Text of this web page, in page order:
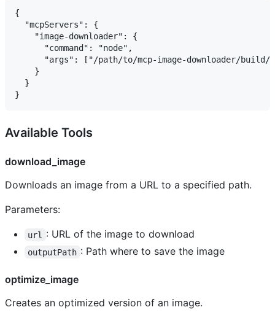
{
  "mcpServers": {
    "image-downloader": {
      "command": "node",
"args": ["/path/to/mcp-image-downloader/build/
    }
  }
Available Tools
download_image
Downloads an image from a URL to a specified path.
Parameters:
url : URL of the image to download
outputPath : Path where to save the image
optimize_image
Creates an optimized version of an image.